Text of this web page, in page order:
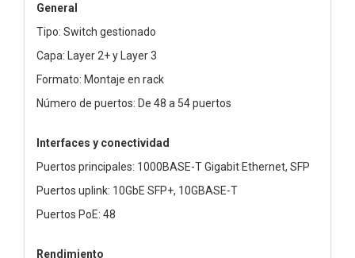
General
Tipo: Switch gestionado
Capa: Layer 2+ y Layer 3
Formato: Montaje en rack
Número de puertos: De 48 a 54 puertos
Interfaces y conectividad
Puertos principales: 1000BASE-T Gigabit Ethernet, SFP
Puertos uplink: 10GbE SFP+, 10GBASE-T
Puertos PoE: 48
Rendimiento